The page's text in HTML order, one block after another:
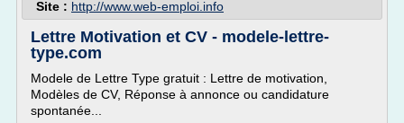
Site : http://www.web-emploi.info
Lettre Motivation et CV - modele-lettre-
type.com
Modele de Lettre Type gratuit : Lettre de motivation,
Modèles de CV, Réponse à annonce ou candidature
spontanée...